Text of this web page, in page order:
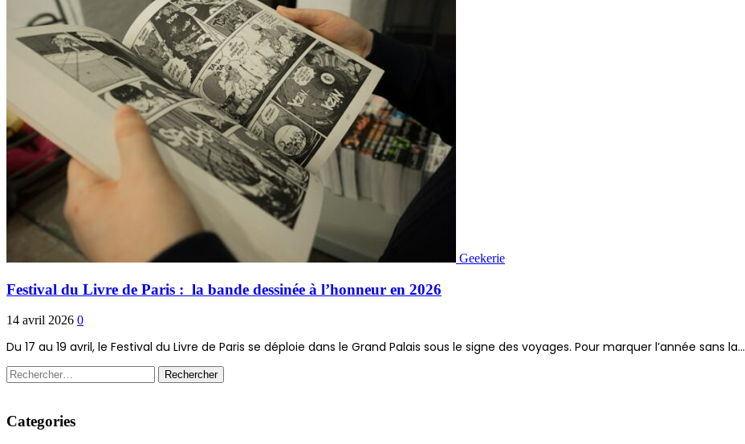
Geekerie
Festival du Livre de Paris : la bande dessinée à l’honneur en 2026
14 avril 2026 0
Du 17 au 19 avril, le Festival du Livre de Paris se déploie dans le Grand Palais sous le signe des voyages. Pour marquer l’année sans la…
Rechercher :
Categories